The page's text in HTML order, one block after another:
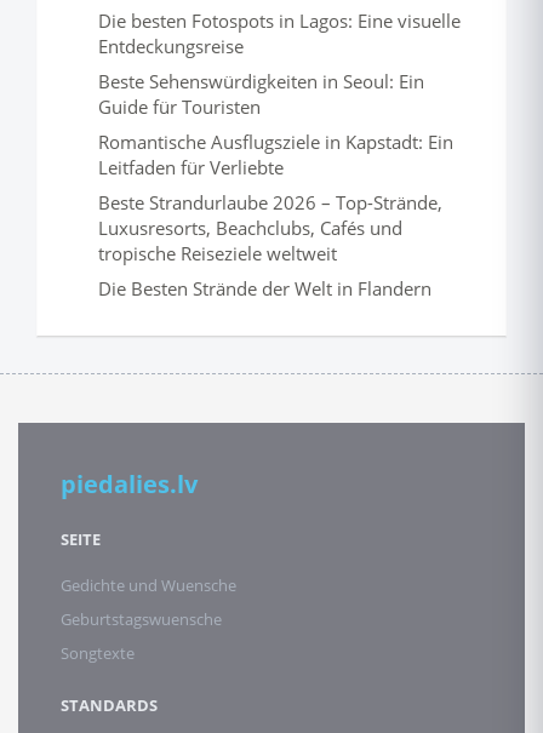
Die besten Fotospots in Lagos: Eine visuelle
Entdeckungsreise
Beste Sehenswürdigkeiten in Seoul: Ein
Guide für Touristen
Romantische Ausflugsziele in Kapstadt: Ein
Leitfaden für Verliebte
Beste Strandurlaube 2026 – Top-Strände,
Luxusresorts, Beachclubs, Cafés und
tropische Reiseziele weltweit
Die Besten Strände der Welt in Flandern
piedalies.lv
SEITE
Gedichte und Wuensche
Geburtstagswuensche
Songtexte
STANDARDS